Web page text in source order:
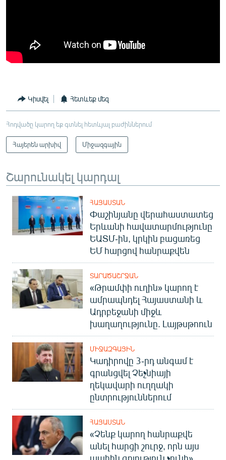
Կիսվել Հետևեք մեզ
Հոդվածը կարող եք գտնել հետևյալ բաժիններում
Հայերեն արխիվ Միջազգային
Շարունակել կարդալ
ՀԱՅԱՍՏԱՆ
Փաշինյանը վերահաստատեց
Երևանի հավատարմությունը
ԵԱՏՄ-ին, կրկին բացառեց
ԵՄ հարցով հանրաքվեն
ՏԱՐԱԾԱՇՐՋԱՆ
«Թրամփի ուղին» կարող է
ամրապնդել Հայաստանի և
Ադրբեջանի միջև
խաղաղությունը. Լայթսթոուն
ՄԻՋԱԶԳԱՅԻՆ
Կադիրովը 3-րդ անգամ է
գրանցվել Չեչնիայի
ղեկավարի ուղղակի
ընտրություններում
ՀԱՅԱՍՏԱՆ
«Չենք կարող հանրաքվե
անել հարցի շուրջ, որն այս
պահին գոյություն չունի»․